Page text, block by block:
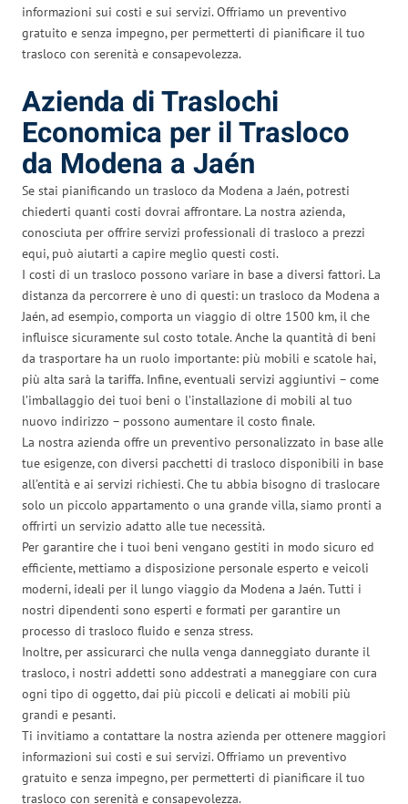
informazioni sui costi e sui servizi. Offriamo un preventivo
gratuito e senza impegno, per permetterti di pianificare il tuo
trasloco con serenità e consapevolezza.
Azienda di Traslochi
Economica per il Trasloco
da Modena a Jaén
Se stai pianificando un trasloco da Modena a Jaén, potresti
chiederti quanti costi dovrai affrontare. La nostra azienda,
conosciuta per offrire servizi professionali di trasloco a prezzi
equi, può aiutarti a capire meglio questi costi.
I costi di un trasloco possono variare in base a diversi fattori. La
distanza da percorrere è uno di questi: un trasloco da Modena a
Jaén, ad esempio, comporta un viaggio di oltre 1500 km, il che
influisce sicuramente sul costo totale. Anche la quantità di beni
da trasportare ha un ruolo importante: più mobili e scatole hai,
più alta sarà la tariffa. Infine, eventuali servizi aggiuntivi – come
l’imballaggio dei tuoi beni o l’installazione di mobili al tuo
nuovo indirizzo – possono aumentare il costo finale.
La nostra azienda offre un preventivo personalizzato in base alle
tue esigenze, con diversi pacchetti di trasloco disponibili in base
all’entità e ai servizi richiesti. Che tu abbia bisogno di traslocare
solo un piccolo appartamento o una grande villa, siamo pronti a
offrirti un servizio adatto alle tue necessità.
Per garantire che i tuoi beni vengano gestiti in modo sicuro ed
efficiente, mettiamo a disposizione personale esperto e veicoli
moderni, ideali per il lungo viaggio da Modena a Jaén. Tutti i
nostri dipendenti sono esperti e formati per garantire un
processo di trasloco fluido e senza stress.
Inoltre, per assicurarci che nulla venga danneggiato durante il
trasloco, i nostri addetti sono addestrati a maneggiare con cura
ogni tipo di oggetto, dai più piccoli e delicati ai mobili più
grandi e pesanti.
Ti invitiamo a contattare la nostra azienda per ottenere maggiori
informazioni sui costi e sui servizi. Offriamo un preventivo
gratuito e senza impegno, per permetterti di pianificare il tuo
trasloco con serenità e consapevolezza.